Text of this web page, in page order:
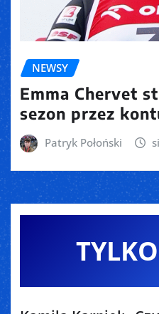
NEWSY
Emma Chervet
sezon przez
Patryk Połoński